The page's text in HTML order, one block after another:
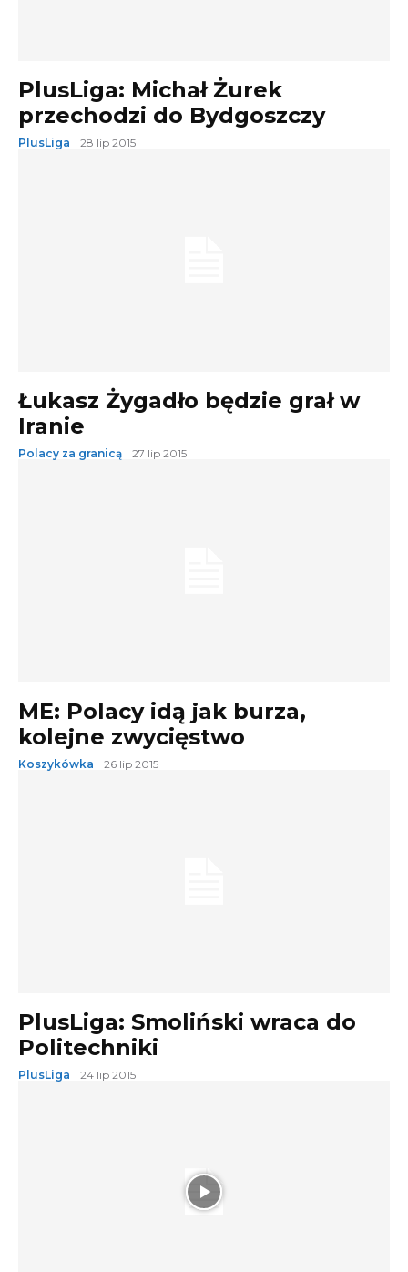
PlusLiga: Michał Żurek
przechodzi do Bydgoszczy
PlusLiga 28 lip 2015
Łukasz Żygadło będzie grał w
Iranie
Polacy za granicą 27 lip 2015
ME: Polacy idą jak burza,
kolejne zwycięstwo
Koszykówka 26 lip 2015
PlusLiga: Smoliński wraca do
Politechniki
PlusLiga 24 lip 2015